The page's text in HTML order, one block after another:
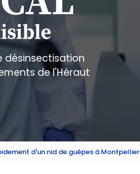
désinsectisation
de l'Héraut
d'un nid de guêpes à Montpellier